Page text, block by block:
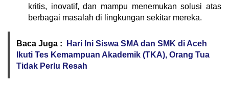
kritis, inovatif, dan mampu menemukan solusi atas
berbagai masalah di lingkungan sekitar mereka.
Baca Juga :
Hari Ini Siswa SMA dan SMK di Aceh
Ikuti Tes Kemampuan Akademik (TKA), Orang Tua
Tidak Perlu Resah